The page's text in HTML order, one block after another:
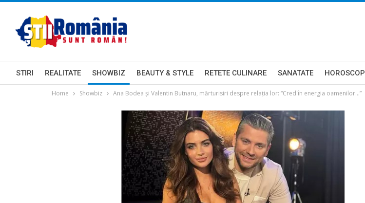
STIRI REALITATE SHOWBIZ BEAUTY & STYLE RETETE CULINARE SANATATE HOROSCOP
Home Showbiz Ana Bodea și Valentin Butnaru, mărturisiri despre relația lor: “Cred în energia oamenilor…”